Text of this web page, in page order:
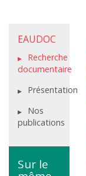
EAUDOC
Recherche
documentaire
Présentation
Nos
publications
Sur le